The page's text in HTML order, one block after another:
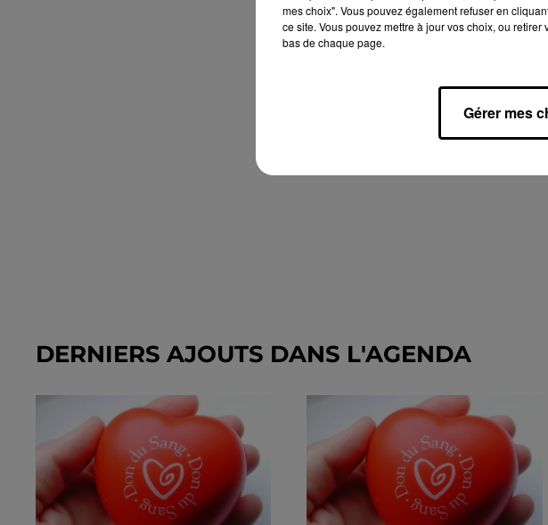
DERNIERS AJOUTS DANS L'AGENDA
mes choix". Vous pouvez également refuser en
ce site. Vous pouvez mettre à jour vos choix, ou
bas de chaque page.
Gérer mes